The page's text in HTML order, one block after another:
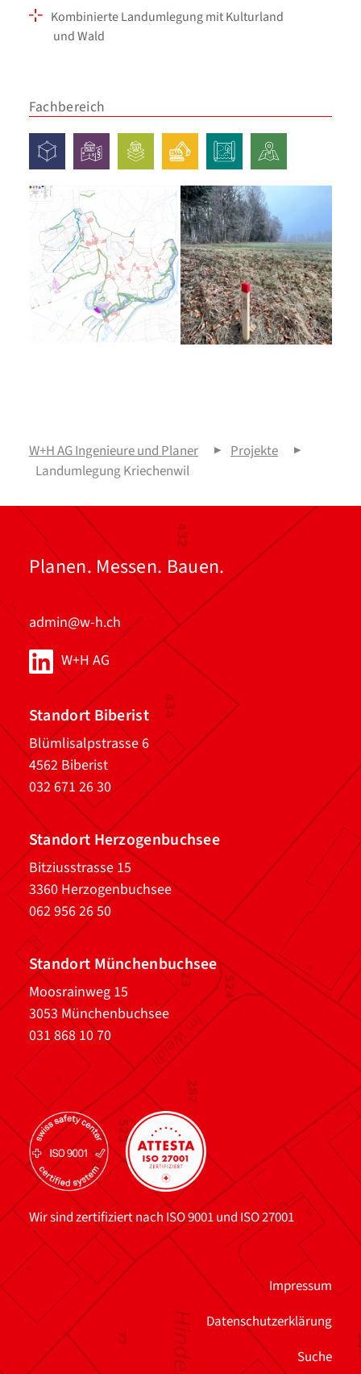
Kombinierte Landumlegung mit Kulturland
und Wald
Fachbereich
3D-
Vermessung
Amtliche
Vermessung
GeoinformatikIngenieurtiefbauLandmanagement
Planung
W+H AG Ingenieure und Planer ▶ Projekte
▶
Landumlegung Kriechenwil
Planen. Messen. Bauen.
admin@w-h.ch
W+H AG
Standort Biberist
Blümlisalpstrasse 6
4562 Biberist
032 671 26 30
Standort Herzogenbuchsee
Bitziusstrasse 15
3360 Herzogenbuchsee
062 956 26 50
Standort Münchenbuchsee
Moosrainweg 15
3053 Münchenbuchsee
031 868 10 70
Wir sind zertifiziert nach ISO 9001 und ISO 27001
Impressum
Datenschutzerklärung
Suche